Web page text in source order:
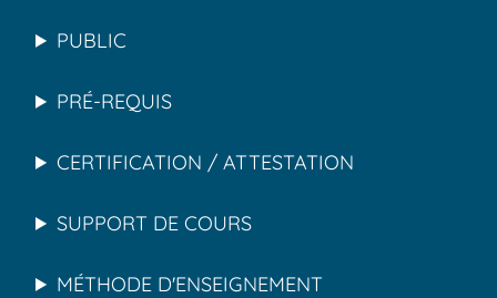
PUBLIC
PRÉ-REQUIS
CERTIFICATION / ATTESTATION
SUPPORT DE COURS
MÉTHODE D'ENSEIGNEMENT